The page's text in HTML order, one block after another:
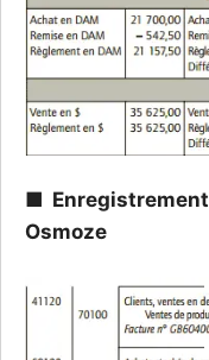
■
Osmoze